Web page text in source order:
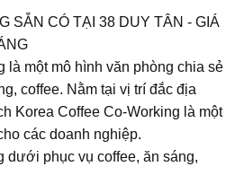
SẴN CÓ TẠI 38 DUY TÂN - GIÁ
là một mô hình văn phòng chia sẻ
coffee. Nằm tại vị trí đắc địa
Korea Coffee Co-Working là một
các doanh nghiệp.
dưới phục vụ coffee, ăn sáng,